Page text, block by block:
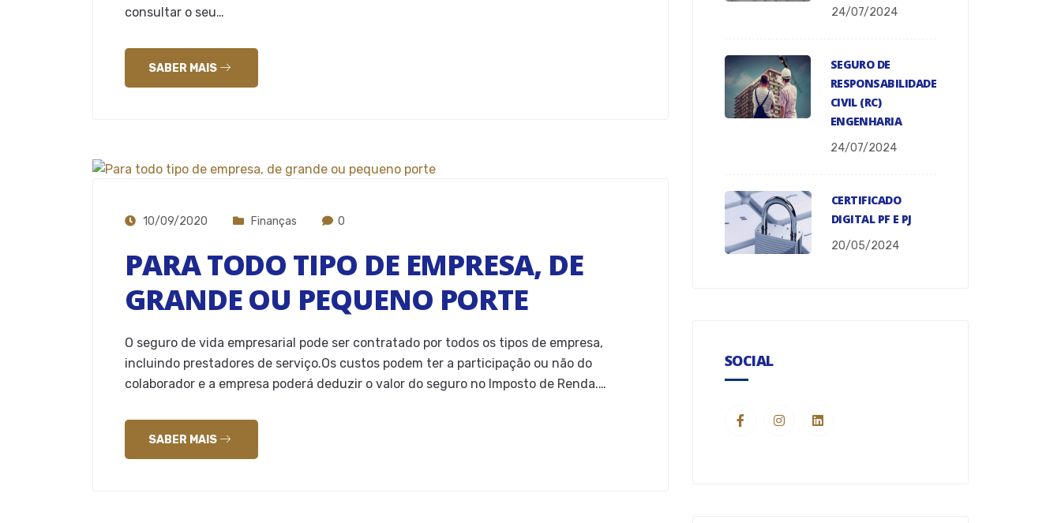
consultar o seu…
SABER MAIS
10/09/2020 Finanças 0
PARA TODO TIPO DE EMPRESA, DE
GRANDE OU PEQUENO PORTE
O seguro de vida empresarial pode ser contratado por todos os tipos de empresa,
incluindo prestadores de serviço.Os custos podem ter a participação ou não do
colaborador e a empresa poderá deduzir o valor do seguro no Imposto de Renda.…
SABER MAIS
24/07/2024
SEGURO DE
RESPONSABILIDADE
CIVIL (RC)
ENGENHARIA
24/07/2024
CERTIFICADO
DIGITAL PF E PJ
20/05/2024
SOCIAL